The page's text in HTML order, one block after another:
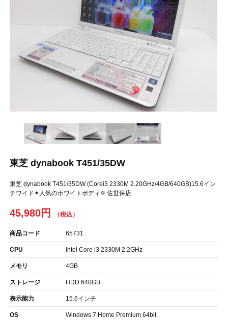
東芝 dynabook T451/35DW
東芝 dynabook T451/35DW (Corei3 2330M 2.20GHz/4GB/640GB)15.6イン
チワイド✦人気のホワイトボディ✡ 佐世保店
45,980円
商品コード 65731
CPU Intel Core i3 2330M 2.2GHz
メモリ 4GB
ストレージ HDD 640GB
表示能力 15.6インチ
OS Windows 7 Home Premium 64bit